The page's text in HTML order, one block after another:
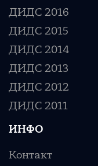
ДИДС 2016
ДИДС 2015
ДИДС 2014
ДИДС 2013
ДИДС 2012
ДИДС 2011
ИНФО
Контакт